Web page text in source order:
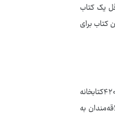
در طول سال حداقل یک کتاب
کتاب برای
در روسیه بیش از ۱۳۰هزار کتابخانه وجود دارد که بسیاری از آنها جزء پیشرفته‌ترین کتابخانه‌های جهان هستند. درحال‌حاضر در مسکو بیش از ۴۲۰کتابخانه
به